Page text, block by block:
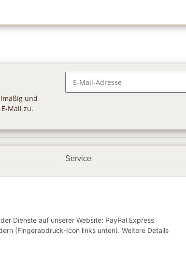
und
Mail zu.
Service
Dienste auf unserer Website: PayPal Express
(Fingerabdruck-Icon links unten). Weitere Details